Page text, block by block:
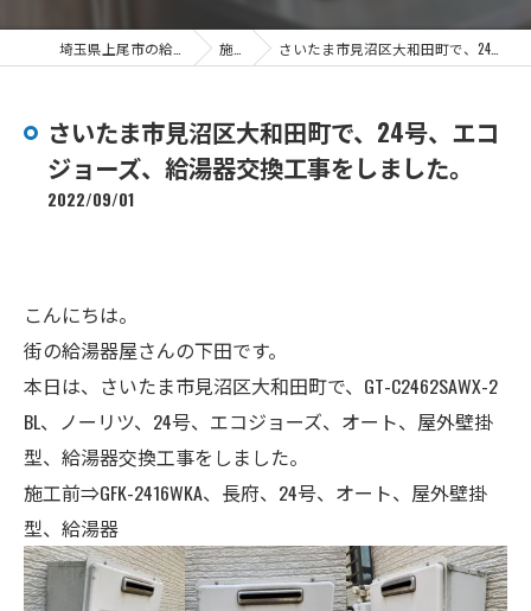
施工事例 さいたま市見沼区大和田町で、24号、エコジョーズ、給湯器交換工事をしました。
さいたま市見沼区大和田町で、24号、エコ
ジョーズ、給湯器交換工事をしました。
2022/09/01
こんにちは。
街の給湯器屋さんの下田です。
本日は、さいたま市見沼区大和田町で、GT-C2462SAWX-2
BL、ノーリツ、24号、エコジョーズ、オート、屋外壁掛
型、給湯器交換工事をしました。
施工前⇒GFK-2416WKA、長府、 24号、オート、屋外壁掛
型、給湯器